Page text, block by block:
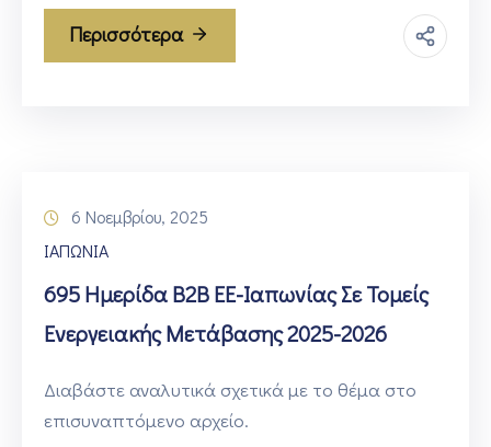
Περισσότερα
6 Νοεμβρίου, 2025
ΙΑΠΩΝΙΑ
695 Ημερίδα Β2Β ΕΕ-Ιαπωνίας Σε Τομείς
Ενεργειακής Μετάβασης 2025-2026
Διαβάστε αναλυτικά σχετικά με το θέμα στο
επισυναπτόμενο αρχείο.